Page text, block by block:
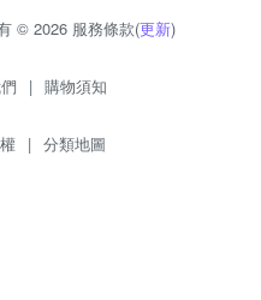
© 2026 服務條款(更新)
| 購物須知
| 分類地圖